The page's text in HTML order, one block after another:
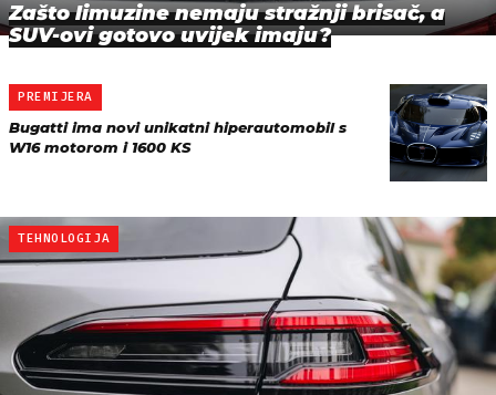
Zašto limuzine nemaju stražnji brisač, a
SUV-ovi gotovo uvijek imaju?
PREMIJERA
Bugatti ima novi unikatni hiperautomobil s
W16 motorom i 1600 KS
TEHNOLOGIJA